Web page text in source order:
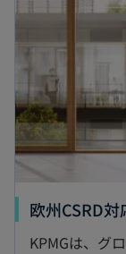
欧州CSRD対
KPMGは、グ